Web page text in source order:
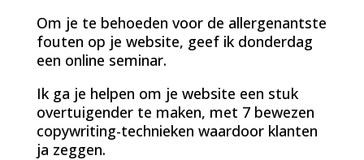
Om je te behoeden voor de allergenantste
fouten op je website, geef ik donderdag
een online seminar.
Ik ga je helpen om je website een stuk
overtuigender te maken, met 7 bewezen
copywriting-technieken waardoor klanten
ja zeggen.